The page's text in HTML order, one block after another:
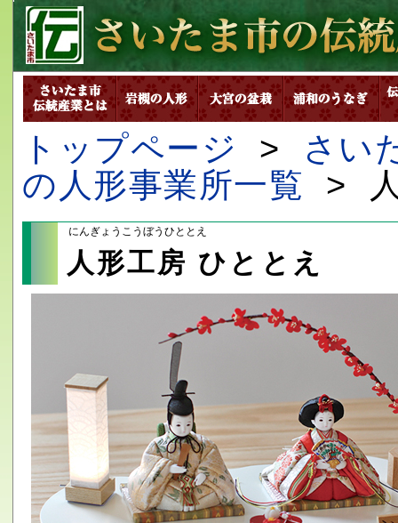
トップページ >
さい
の人形事業所一覧 >
にんぎょうこうぼうひととえ
人形工房 ひととえ